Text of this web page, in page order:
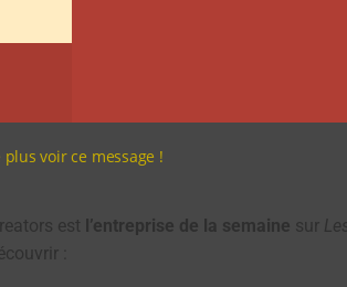
est l’entreprise de la semaine sur
:
plus voir ce message !